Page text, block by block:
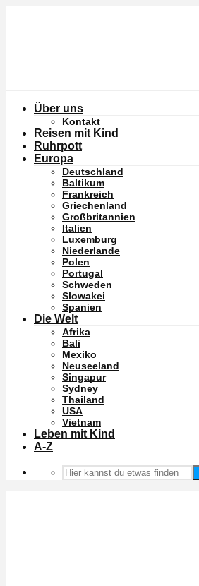
Über uns
Kontakt
Reisen mit Kind
Ruhrpott
Europa
Deutschland
Baltikum
Frankreich
Griechenland
Großbritannien
Italien
Luxemburg
Niederlande
Polen
Portugal
Schweden
Slowakei
Spanien
Die Welt
Afrika
Bali
Mexiko
Neuseeland
Singapur
Sydney
Thailand
USA
Vietnam
Leben mit Kind
A-Z